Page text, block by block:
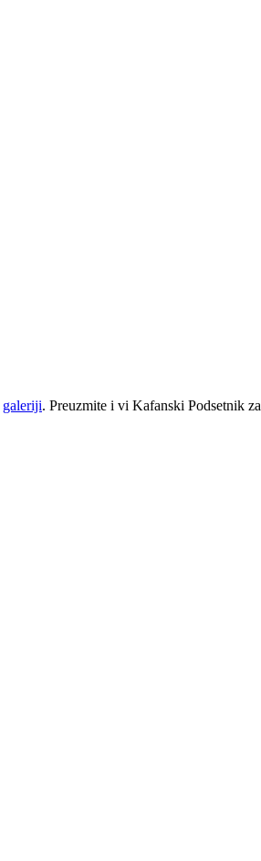
galeriji. Preuzmite i vi Kafanski Podsetnik za